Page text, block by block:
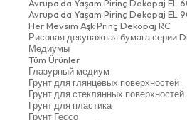
Avrupa'da Yaşam Pirinç Dekopaj EL
Avrupa'da Yaşam Pirinç Dekopaj EL
Her Mevsim Aşk Prinç Dekopaj RC
Рисовая декупажная бумага серии
Медиумы
Tüm Ürünler
Глазурный медиум
Грунт для глянцевых поверхностей
Грунт для стеклянных поверхностей
Грунт для пластика
Грунт Гессо